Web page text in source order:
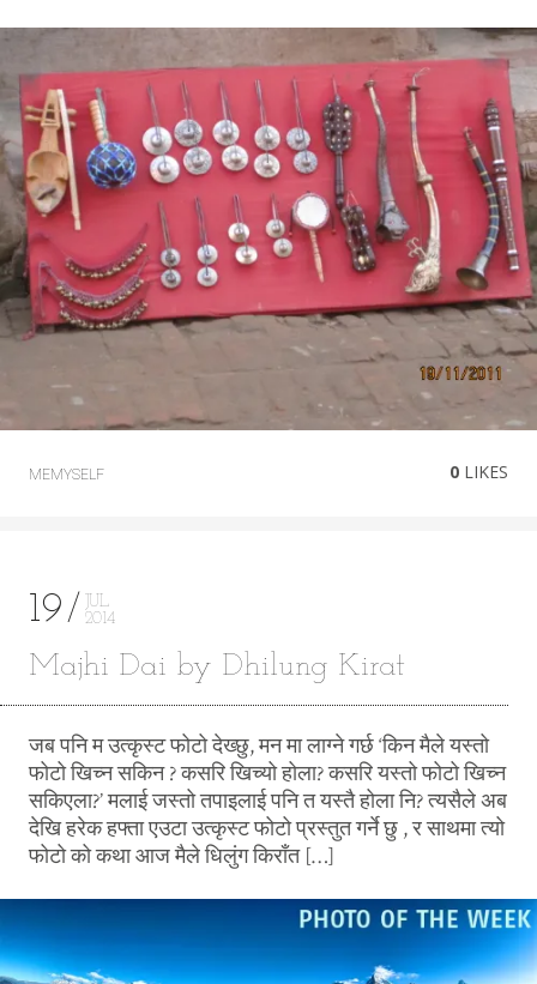
MEMYSELF 0 LIKES
19
JUL
2014
Majhi Dai by Dhilung Kirat
जब पनि म उत्कृस्ट फोटो देख्छु, मन मा लाग्ने गर्छ ‘किन मैले यस्तो
फोटो खिच्न सकिन ? कसरि खिच्यो होला? कसरि यस्तो फोटो खिच्न
सकिएला?’ मलाई जस्तो तपाइलाई पनि त यस्तै होला नि? त्यसैले अब
देखि हरेक हफ्ता एउटा उत्कृस्ट फोटो प्रस्तुत गर्ने छु , र साथमा त्यो
फोटो को कथा आज मैले धिलुंग किराँत […]